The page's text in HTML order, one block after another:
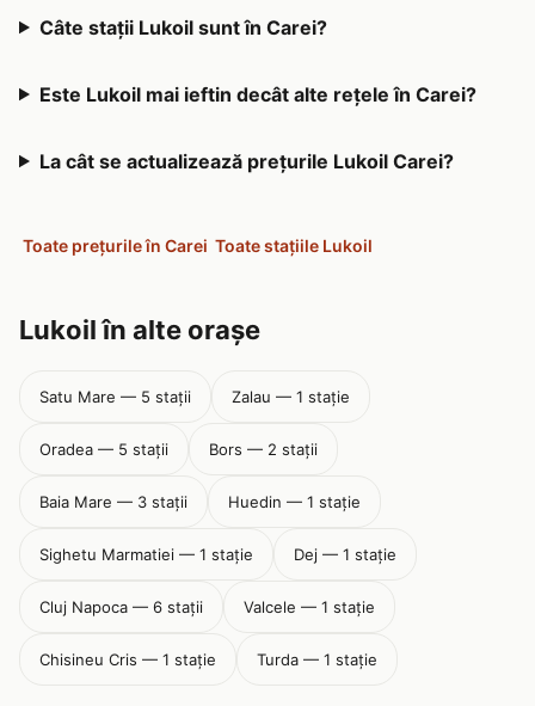
Câte stații Lukoil sunt în Carei?
Este Lukoil mai ieftin decât alte rețele în Carei?
La cât se actualizează prețurile Lukoil Carei?
Toate prețurile în Carei Toate stațiile Lukoil
Lukoil în alte orașe
Satu Mare — 5 stații Zalau — 1 stație
Oradea — 5 stații Bors — 2 stații
Baia Mare — 3 stații Huedin — 1 stație
Sighetu Marmatiei — 1 stație Dej — 1 stație
Cluj Napoca — 6 stații Valcele — 1 stație
Chisineu Cris — 1 stație Turda — 1 stație